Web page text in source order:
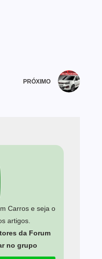
PRÓXIMO
Carros e seja o
artigos.
da Forum
no grupo